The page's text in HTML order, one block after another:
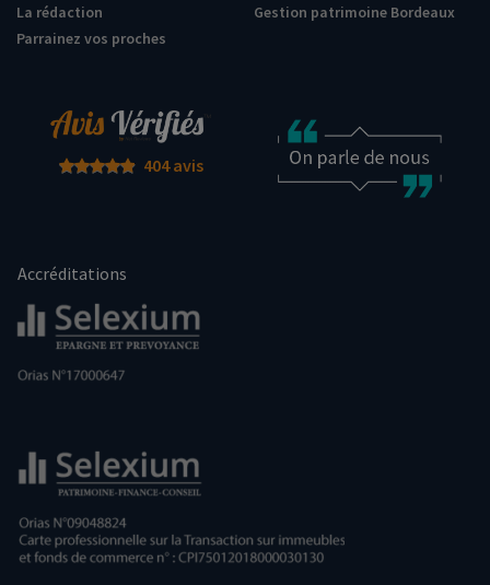
La rédaction
Parrainez vos proches
Gestion patrimoine Bordeaux
404 avis
Accréditations